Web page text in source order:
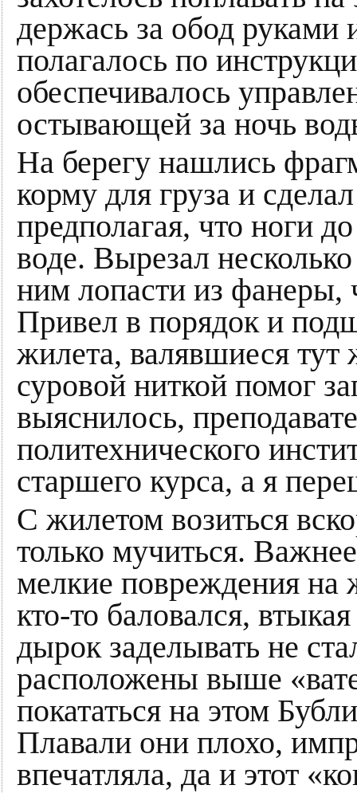
держась за обод руками
полагалось по
обеспечивалось
остывающей за ночь
На берегу нашлись
корму для груза и
предполагая, что ноги
воде. Вырезал
ним лопасти из фанеры,
Привел в порядок и
жилета, валявшиеся тут
суровой ниткой помог
выяснилось,
политехнического
старшего курса, а я
С жилетом возиться
только мучиться.
мелкие повреждения на
кто-то баловался,
дырок заделывать не
расположены выше
покататься на этом
Плавали они плохо,
впечатляла, да и этот